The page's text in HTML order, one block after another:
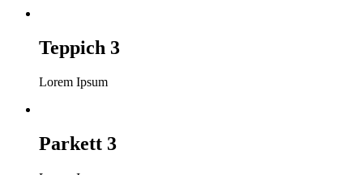
Teppich 3
Lorem Ipsum
Parkett 3